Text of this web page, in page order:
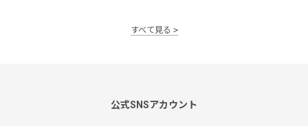
すべて見る
公式SNSアカウント